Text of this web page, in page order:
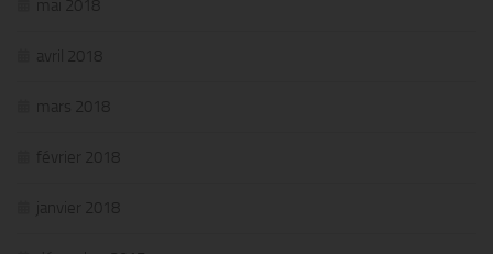
mai 2018
avril 2018
mars 2018
février 2018
janvier 2018